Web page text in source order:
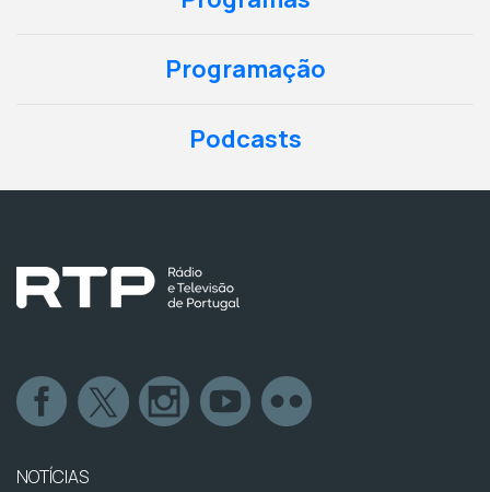
Programação
Podcasts
NOTÍCIAS